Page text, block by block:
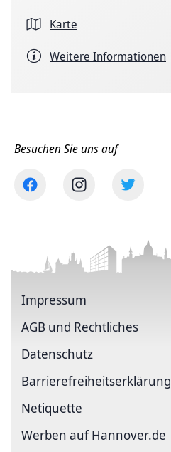
Karte
Weitere Informationen
Besuchen Sie uns auf
Impressum
AGB und Rechtliches
Datenschutz
Barriere­freiheits­erklärung
Netiquette
Werben auf Hannover.de